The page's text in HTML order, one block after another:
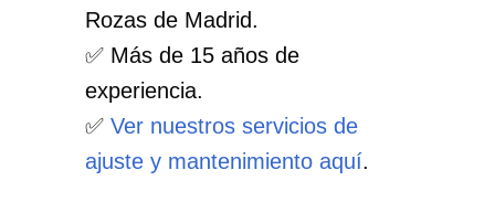
Rozas de Madrid.
✅ Más de 15 años de
experiencia.
✅ Ver nuestros servicios de
ajuste y mantenimiento aquí.